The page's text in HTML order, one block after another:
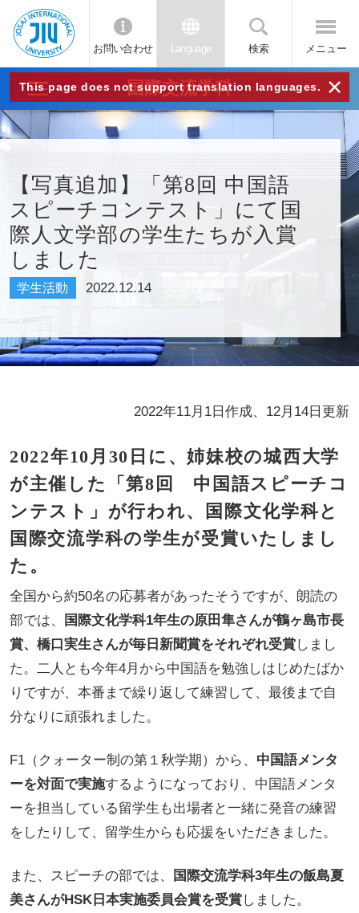
JIU
城西
国際
大学
お問い合わせ Language 検索 メニュー
This page does not support translation languages. ×
国際交流学科
【写真追加】「第8回 中国語
スピーチコンテスト」にて国
際人文学部の学生たちが入賞
しました
学生活動 2022.12.14
2022年11月1日作成、12月14日更新
2022年10月30日に、姉妹校の城西大学
が主催した「第8回 中国語スピーチコ
ンテスト」が行われ、国際文化学科と
国際交流学科の学生が受賞いたしまし
た。
全国から約50名の応募者があったそうですが、朗読の
部では、
国際文化学科1年生の原田隼さんが鶴ヶ島市長
賞、橋口実生さんが毎日新聞賞をそれぞれ受賞しまし
た。二人とも今年4月から中国語を勉強しはじめたばか
りですが、本番まで繰り返して練習して、最後まで自
分なりに頑張れました。
F1（クォーター制の第１秋学期）から、 中国語メンタ
ーを対面で実施するようになっており、中国語メンタ
ーを担当している留学生も出場者と一緒に発音の練習
をしたりして、留学生からも応援をいただきました。
また、スピーチの部では、
国際交流学科3年生の飯島夏
美さんがHSK日本実施委員会賞を受賞しました。